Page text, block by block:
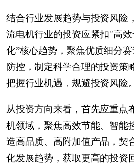
结合行业发展趋势与投资风险
流电机行业的投资应紧扣“高
化”核心趋势，聚焦优质细分
防控，制定科学合理的投资策
把握行业机遇，规避投资风险。
从投资方向来看，首先应重点
机领域，聚焦高效节能、智能
造高品质、高附加值产品，契
化发展趋势，获取更高的投资